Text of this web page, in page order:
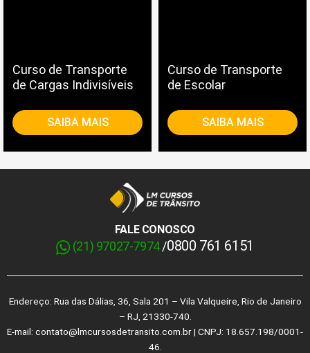
Curso de Transporte
de Cargas Indivisíveis
SAIBA MAIS
Curso de Transporte
de Escolar
SAIBA MAIS
FALE CONOSCO
(21) 97027-7974/0800 761 6151
Endereço: Rua das Dálias, 36, Sala 201 – Vila Valqueire, Rio de Janeiro
– RJ, 21330-740.
E-mail: contato@lmcursosdetransito.com.br | CNPJ: 18.657.198/0001-
46.